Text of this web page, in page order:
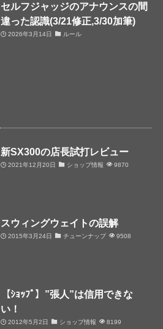
セルフジャッジのアナウンスの間
違った認識(3/21修正,3/30加筆)
2026年3月14日 ルール
新SX300の店長試打レビュー
2021年12月20日 ショップ情報 9870
スウィングウェイトの誤解
2015年3月24日 チューンナップ 9508
【ｼｮｯﾌﾟ】”張人”は信用できな
い！
2012年5月2日 ショップ情報 8199